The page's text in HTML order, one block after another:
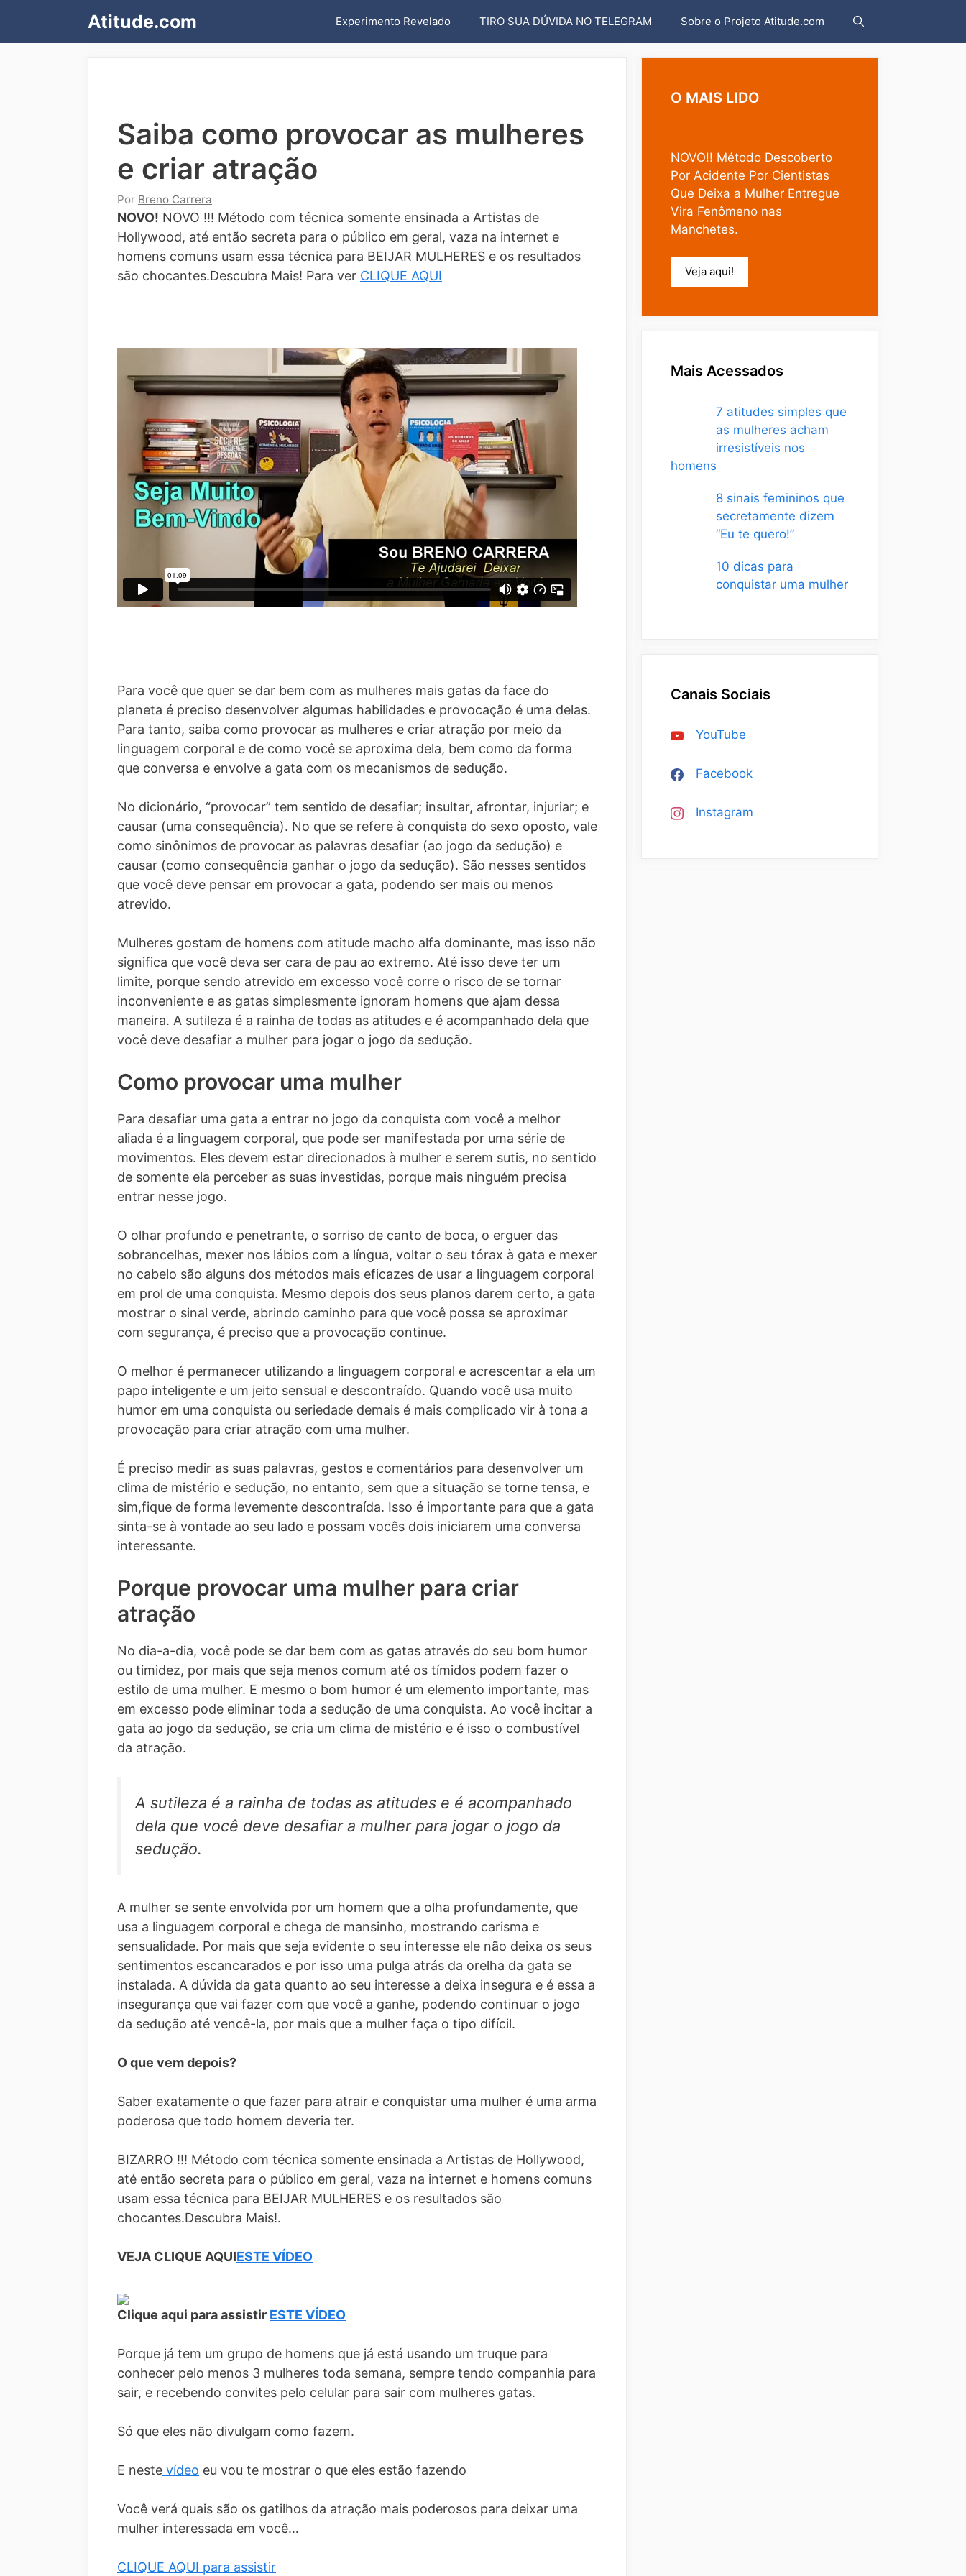
o
Atitude.com Experimento Revelado TIRO SUA DÚVIDA NO TELEGRAM Sobre o Projeto Atitude.com
Saiba como provocar as mulheres
e criar atração
Por Breno Carrera
NOVO! NOVO !!! Método com técnica somente ensinada a Artistas de
Hollywood, até então secreta para o público em geral, vaza na internet e
homens comuns usam essa técnica para BEIJAR MULHERES e os resultados
são chocantes.Descubra Mais! Para ver CLIQUE AQUI
Para você que quer se dar bem com as mulheres mais gatas da face do
planeta é preciso desenvolver algumas habilidades e provocação é uma delas.
Para tanto, saiba como provocar as mulheres e criar atração por meio da
linguagem corporal e de como você se aproxima dela, bem como da forma
que conversa e envolve a gata com os mecanismos de sedução.
No dicionário, “provocar” tem sentido de desafiar; insultar, afrontar, injuriar; e
causar (uma consequência). No que se refere à conquista do sexo oposto, vale
como sinônimos de provocar as palavras desafiar (ao jogo da sedução) e
causar (como consequência ganhar o jogo da sedução). São nesses sentidos
que você deve pensar em provocar a gata, podendo ser mais ou menos
atrevido.
Mulheres gostam de homens com atitude macho alfa dominante, mas isso não
significa que você deva ser cara de pau ao extremo. Até isso deve ter um
limite, porque sendo atrevido em excesso você corre o risco de se tornar
inconveniente e as gatas simplesmente ignoram homens que ajam dessa
maneira. A sutileza é a rainha de todas as atitudes e é acompanhado dela que
você deve desafiar a mulher para jogar o jogo da sedução.
Como provocar uma mulher
Para desafiar uma gata a entrar no jogo da conquista com você a melhor
aliada é a linguagem corporal, que pode ser manifestada por uma série de
movimentos. Eles devem estar direcionados à mulher e serem sutis, no sentido
de somente ela perceber as suas investidas, porque mais ninguém precisa
entrar nesse jogo.
O olhar profundo e penetrante, o sorriso de canto de boca, o erguer das
sobrancelhas, mexer nos lábios com a língua, voltar o seu tórax à gata e mexer
no cabelo são alguns dos métodos mais eficazes de usar a linguagem corporal
em prol de uma conquista. Mesmo depois dos seus planos darem certo, a gata
mostrar o sinal verde, abrindo caminho para que você possa se aproximar
com segurança, é preciso que a provocação continue.
O melhor é permanecer utilizando a linguagem corporal e acrescentar a ela um
papo inteligente e um jeito sensual e descontraído. Quando você usa muito
humor em uma conquista ou seriedade demais é mais complicado vir à tona a
provocação para criar atração com uma mulher.
É preciso medir as suas palavras, gestos e comentários para desenvolver um
clima de mistério e sedução, no entanto, sem que a situação se torne tensa, e
sim,fique de forma levemente descontraída. Isso é importante para que a gata
sinta-se à vontade ao seu lado e possam vocês dois iniciarem uma conversa
interessante.
Porque provocar uma mulher para criar
atração
No dia-a-dia, você pode se dar bem com as gatas através do seu bom humor
ou timidez, por mais que seja menos comum até os tímidos podem fazer o
estilo de uma mulher. E mesmo o bom humor é um elemento importante, mas
em excesso pode eliminar toda a sedução de uma conquista. Ao você incitar a
gata ao jogo da sedução, se cria um clima de mistério e é isso o combustível
da atração.
A sutileza é a rainha de todas as atitudes e é acompanhado
dela que você deve desafiar a mulher para jogar o jogo da
sedução.
A mulher se sente envolvida por um homem que a olha profundamente, que
usa a linguagem corporal e chega de mansinho, mostrando carisma e
sensualidade. Por mais que seja evidente o seu interesse ele não deixa os seus
sentimentos escancarados e por isso uma pulga atrás da orelha da gata se
instalada. A dúvida da gata quanto ao seu interesse a deixa insegura e é essa a
insegurança que vai fazer com que você a ganhe, podendo continuar o jogo
da sedução até vencê-la, por mais que a mulher faça o tipo difícil.
O que vem depois?
Saber exatamente o que fazer para atrair e conquistar uma mulher é uma arma
poderosa que todo homem deveria ter.
BIZARRO !!! Método com técnica somente ensinada a Artistas de Hollywood,
até então secreta para o público em geral, vaza na internet e homens comuns
usam essa técnica para BEIJAR MULHERES e os resultados são
chocantes.Descubra Mais!.
VEJA CLIQUE AQUIESTE VÍDEO
Clique aqui para assistir ESTE VÍDEO
Porque já tem um grupo de homens que já está usando um truque para
conhecer pelo menos 3 mulheres toda semana, sempre tendo companhia para
sair, e recebendo convites pelo celular para sair com mulheres gatas.
Só que eles não divulgam como fazem.
E neste vídeo eu vou te mostrar o que eles estão fazendo
Você verá quais são os gatilhos da atração mais poderosos para deixar uma
mulher interessada em você…
CLIQUE AQUI para assistir
O MAIS LIDO
NOVO!! Método Descoberto
Por Acidente Por Cientistas
Que Deixa a Mulher Entregue
Vira Fenômeno nas
Manchetes.
Veja aqui!
Mais Acessados
7 atitudes simples que
as mulheres acham
irresistíveis nos
homens
8 sinais femininos que
secretamente dizem
“Eu te quero!”
10 dicas para
conquistar uma mulher
Canais Sociais
YouTube
Facebook
Instagram